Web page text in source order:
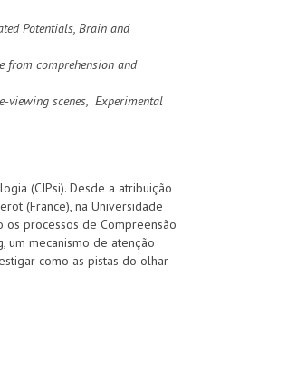
Potentials, Brain and
from comprehension and
viewing scenes, Experimental
(CIPsi). Desde a atribuição
(France), na Universidade
processos de Compreensão
mecanismo de atenção
como as pistas do olhar